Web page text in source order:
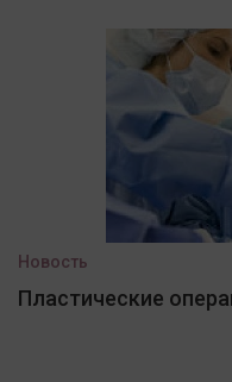
Новость
Пластические